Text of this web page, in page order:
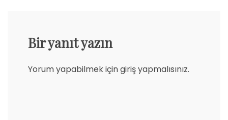
Bir yanıt yazın
Yorum yapabilmek içingiriş yapmalısınız.